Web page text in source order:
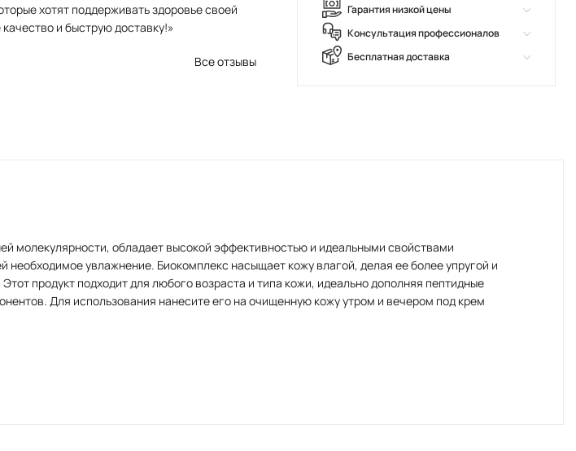
хотят поддерживать здоровье своей
и быструю доставку!»
Все отзывы
Гарантия низкой цены
Консультация профессионалов
Бесплатная доставка
молекулярности, обладает высокой эффективностью и идеальными свойствами
увлажнение. Биокомплекс насыщает кожу влагой, делая ее более упругой и
продукт подходит для любого возраста и типа кожи, идеально дополняя пептидные
Для использования нанесите его на очищенную кожу утром и вечером под крем